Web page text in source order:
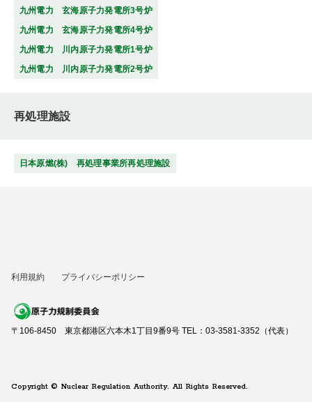
九州電力 玄海原子力発電所3号炉
九州電力 玄海原子力発電所4号炉
九州電力 川内原子力発電所1号炉
九州電力 川内原子力発電所2号炉
再処理施設
日本原燃(株) 再処理事業所再処理施設
利用規約 プライバシーポリシー
〒106-8450 東京都港区六本木1丁目9番9号 TEL：03-3581-3352（代表）
Copyright © Nuclear Regulation Authority. All Rights Reserved.